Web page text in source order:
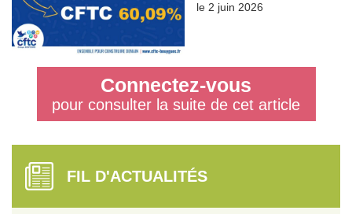
le 2 juin 2026
Connectez-vous
pour consulter la suite de cet article
FIL D'ACTUALITÉS